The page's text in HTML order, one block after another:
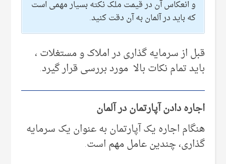
و انعکاس آن در قیمت ملک نکته بسیار مهمی است
که باید در آلمان به آن دقت کنید.
قبل از سرمایه گذاری در املاک و مستغلات ،
باید تمام نکات بالا مورد بررسی قرار گیرد.
اجاره دادن آپارتمان در آلمان
هنگام اجاره یک آپارتمان به عنوان یک سرمایه
گذاری، چندین عامل مهم است.